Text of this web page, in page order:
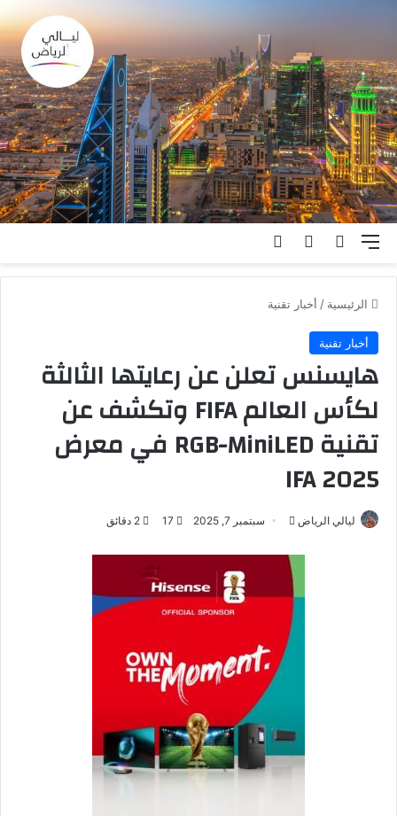
القائمة بحث عنالوضع المظلم
الرئيسية / أخبار تقنية
أخبار تقنية
هايسنس تعلن عن رعايتها الثالثة
لكأس العالم FIFA وتكشف عن
تقنية RGB-MiniLED في معرض
IFA 2025
ليالي الرياض
س
ي
ل
ك
سبتمبر 7, 2025 17